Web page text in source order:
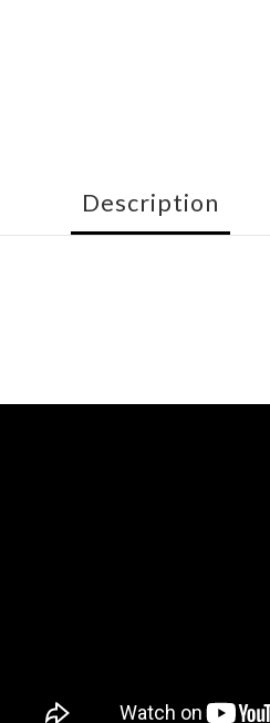
Description